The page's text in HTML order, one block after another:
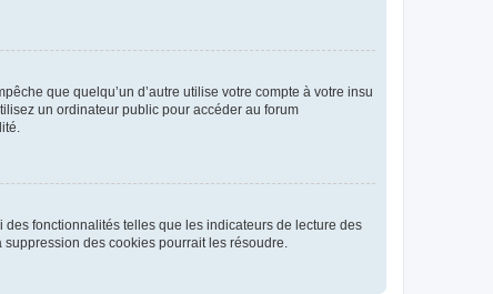
que quelqu’un d’autre utilise votre compte à votre insu
un ordinateur public pour accéder au forum
fonctionnalités telles que les indicateurs de lecture des
des cookies pourrait les résoudre.